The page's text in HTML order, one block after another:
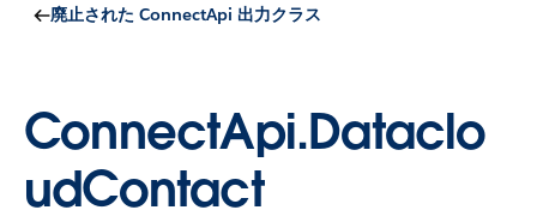
廃止された ConnectApi 出力クラス
ConnectApi.Dataclo
udContact